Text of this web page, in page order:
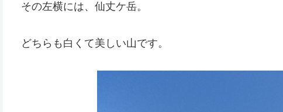
その左横には、仙丈ケ岳。
どちらも白くて美しい山です。